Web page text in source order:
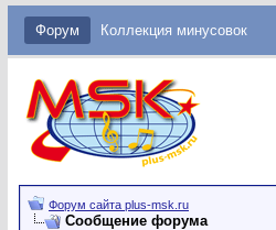
Форум Коллекция минусовок
Форум сайта plus-msk.ru
Сообщение форума